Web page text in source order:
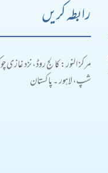
رابطہ کریں
مرکز النور: کالج روڈ، نزد
شپ، لاہور ۔ پاکستان